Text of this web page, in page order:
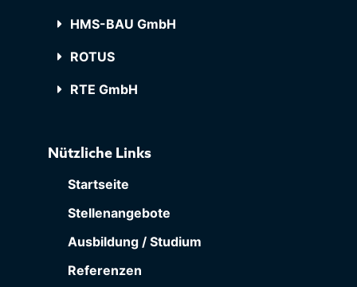
HMS-BAU GmbH
ROTUS
RTE GmbH
Nützliche Links
Startseite
Stellenangebote
Ausbildung / Studium
Referenzen